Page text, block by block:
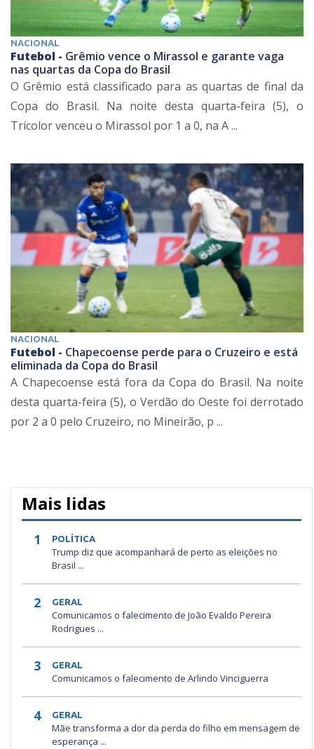
NACIONAL
Futebol - Grêmio vence o Mirassol e garante vaga
nas quartas da Copa do Brasil
O Grêmio está classificado para as quartas de final da
Copa do Brasil. Na noite desta quarta-feira (5), o
Tricolor venceu o Mirassol por 1 a 0, na A ...
NACIONAL
Futebol - Chapecoense perde para o Cruzeiro e está
eliminada da Copa do Brasil
A Chapecoense está fora da Copa do Brasil. Na noite
desta quarta-feira (5), o Verdão do Oeste foi derrotado
por 2 a 0 pelo Cruzeiro, no Mineirão, p ...
Mais lidas
1 POLÍTICA
Trump diz que acompanhará de perto as eleições no
Brasil ...
2 GERAL
Comunicamos o falecimento de João Evaldo Pereira
Rodrigues ...
3 GERAL
Comunicamos o falecimento de Arlindo Vinciguerra
4 GERAL
Mãe transforma a dor da perda do filho em mensagem de
esperança ...